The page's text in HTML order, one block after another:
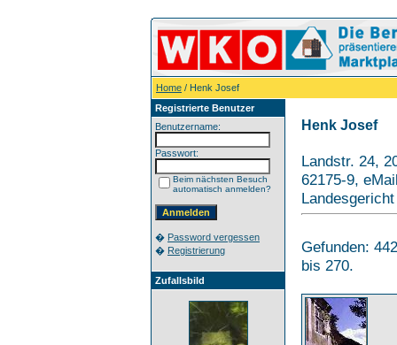
Home / Henk Josef
Registrierte Benutzer
Benutzername:
Passwort:
Beim nächsten Besuch
automatisch anmelden?
� Password vergessen
� Registrierung
Zufallsbild
Henk Josef
Landstr. 24,
62175-9,
Gefunden:
bis 270.